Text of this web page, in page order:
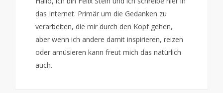
das Internet. Primär um die Gedanken zu
verarbeiten, die mir durch den Kopf gehen,
aber wenn ich andere damit inspirieren, reizen
oder amüsieren kann freut mich das natürlich
auch.